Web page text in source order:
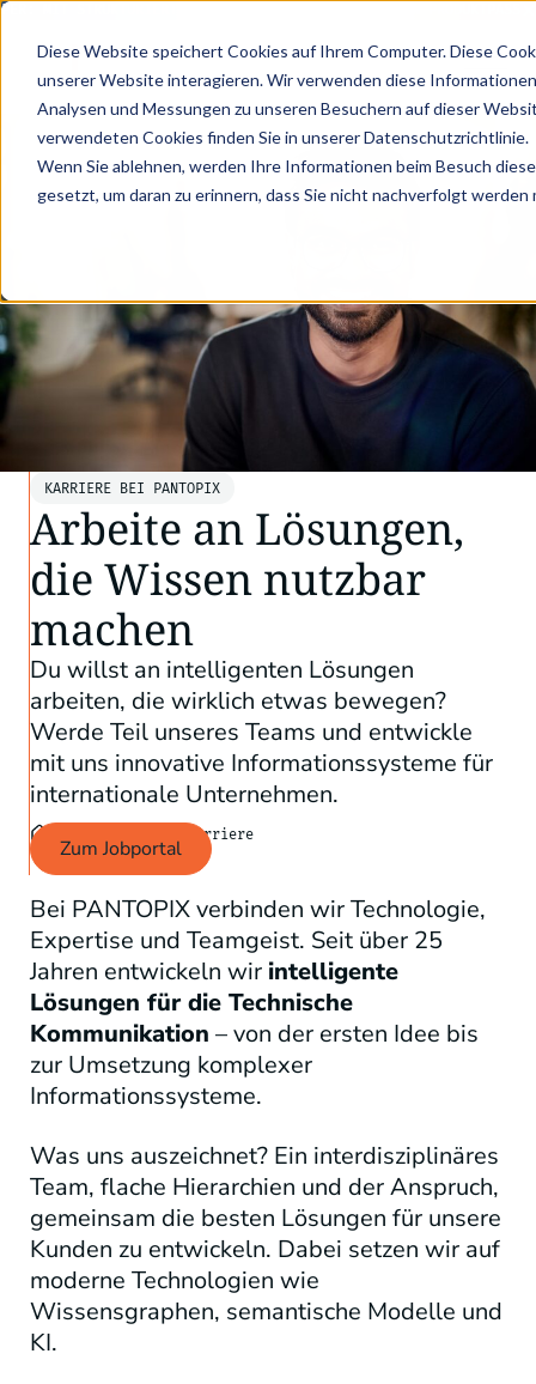
Diese Website speichert Cookies auf Ihrem Computer. Diese
unserer Website interagieren. Wir verwenden diese
Analysen und Messungen zu unseren Besuchern auf dieser
verwendeten Cookies finden Sie in unserer Datenschutzrichtlinie.
Wenn Sie ablehnen, werden Ihre Informationen beim Besuch
gesetzt, um daran zu erinnern, dass Sie nicht nachverfolgt werden
MIT STRUKTURIERTEN PRODUKTDATEN ZUM DIGITALEN PRODUKTPASS
KARRIERE BEI PANTOPIX
Arbeite an Lösungen,
die Wissen nutzbar
machen
Du willst an intelligenten Lösungen
arbeiten, die wirklich etwas bewegen?
Werde Teil unseres Teams und entwickle
mit uns innovative Informationssysteme für
internationale Unternehmen.
Zum Jobportal
• Karriere
Bei PANTOPIX verbinden wir Technologie,
Expertise und Teamgeist. Seit über 25
Jahren entwickeln wir intelligente
Lösungen für die Technische
Kommunikation – von der ersten Idee bis
zur Umsetzung komplexer
Informationssysteme.
Was uns auszeichnet? Ein interdisziplinäres
Team, flache Hierarchien und der Anspruch,
gemeinsam die besten Lösungen für unsere
Kunden zu entwickeln. Dabei setzen wir auf
moderne Technologien wie
Wissensgraphen, semantische Modelle und
KI.